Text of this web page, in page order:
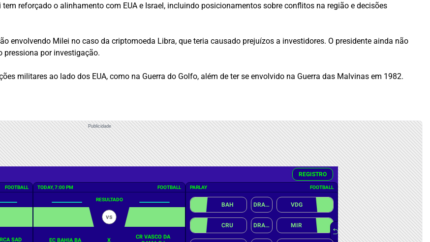
reforçado o alinhamento com EUA e Israel, incluindo posicionamentos sobre conflitos na região e decisões
envolvendo Milei no caso da criptomoeda Libra, que teria causado prejuízos a investidores. O presidente ainda não
pressiona por investigação.
militares ao lado dos EUA, como na Guerra do Golfo, além de ter se envolvido na Guerra das Malvinas em 1982.
Publicidade